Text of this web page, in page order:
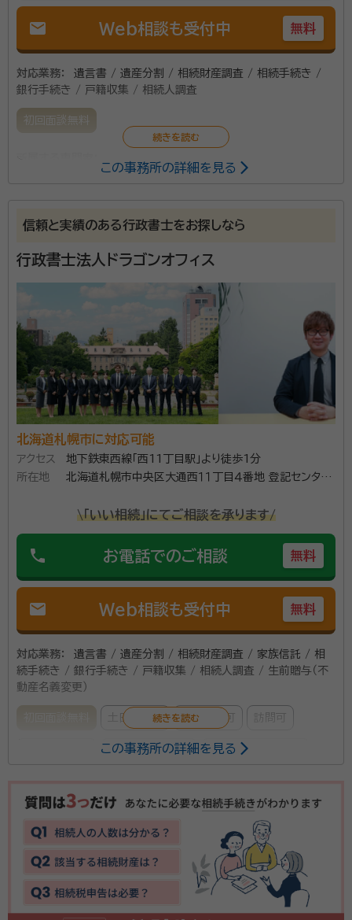
mail Web相談も受付中 無料
対応業務：
遺言書 / 遺産分割 / 相続財産調査 / 相続手続き /
銀行手続き / 戸籍収集 / 相続人調査
初回面談無料
当事務所は、地下鉄南北線東西線西11丁目駅から歩い
て約1分の場所にあります。 事務所併設の駐車場がある
の負担が減るように、丁寧で親切な対応を心がけており
ます。 遺言書や遺産分割協議書、相続税申告など、相続
に関わるすべてのサポートをしています。相続人の確定
作業や不動産名義変更など、相続の準備段階から完了
後の対応まで可能。また、初回相談料や見積りは無料の
ため、小さなお悩みでも気軽に相談できます。 相続の悩
みをどこに相談すればいいかわからない方から複雑な
トラブルを解決したい方まで、お気軽にご相談くださ
い。
資格等： 行政書士
所属団体： 北海道行政書士会
この事務所の詳細を見る
信頼と実績のある行政書士をお探しなら
行政書士法人ドラゴンオフィス
北海道札幌市に対応可能
アクセス
地下鉄東西線「西11丁目駅」より徒歩1分
所在地
北海道札幌市中央区大通西１１丁目４番地 登記センター
\「いい相続」にてご相談を承ります/
phone お電話でのご相談 無料
mail Web相談も受付中 無料
対応業務：
遺言書 / 遺産分割 / 相続財産調査 / 家族信託 / 相
続手続き / 銀行手続き / 戸籍収集 / 相続人調査 / 生前贈与（不
動産名義変更）
土日相談可 電話相談可 訪問可
オンライン面談可 女性スタッフ対応可
行政書士法人ドラゴンオフィスは、遺産相続手続3000
件以上、遺言作成1000件以上の実績がございます。信
頼と実績のある行政書士をお探しの場合は、当社までご
相談ください。親切・丁寧・誠実に対応させていただき
ます。ご相談は、60分から90分を目安に無料となって
おり、オンラインでの相談もお受けしております。
この事務所の詳細を見る